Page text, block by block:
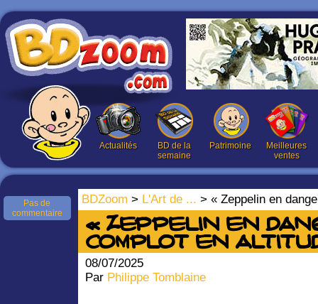
Actualités
BD de la
semaine
Patrimoine
Meilleures
ventes
BDZoom > L'Art de ... > « Zeppelin en
Pas de
commentaire
« Zeppelin en
complot en
08/07/2025
Par Philippe Tomblaine